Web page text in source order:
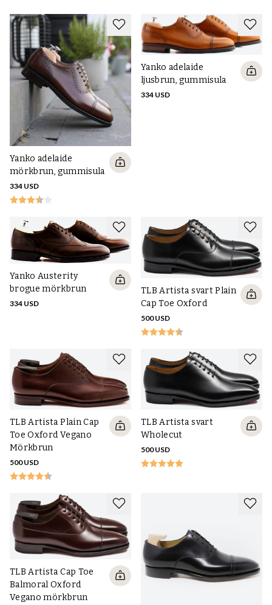
Yanko adelaide
mörkbrun, gummisula
334 USD
Yanko adelaide
ljusbrun, gummisula
334 USD
Yanko Austerity
brogue mörkbrun
334 USD
TLB Artista svart Plain
Cap Toe Oxford
500 USD
TLB Artista Plain Cap
Toe Oxford Vegano
Mörkbrun
500 USD
TLB Artista svart
Wholecut
500 USD
TLB Artista Cap Toe
Balmoral Oxford
Vegano mörkbrun